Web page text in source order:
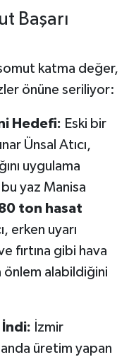
Başarı
katma değer,
önüne seriliyor:
Hedefi: Eski bir
Ünsal Atıcı,
uygulama
yaz Manisa
ton hasat
erken uyarı
fırtına gibi hava
önlem alabildiğini
İndi: İzmir
üretim yapan